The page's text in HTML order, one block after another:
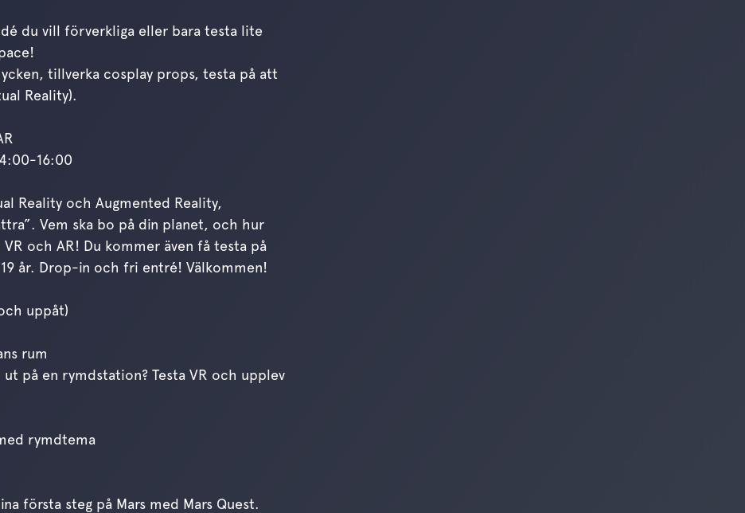
du vill förverkliga eller bara testa lite
tillverka cosplay props, testa på att
Reality).
16:00
Reality och Augmented Reality,
Vem ska bo på din planet, och hur
och AR! Du kommer även få testa på
år. Drop-in och fri entré! Välkommen!
uppåt)
rum
på en rymdstation? Testa VR och upplev
rymdtema
första steg på Mars med Mars Quest.